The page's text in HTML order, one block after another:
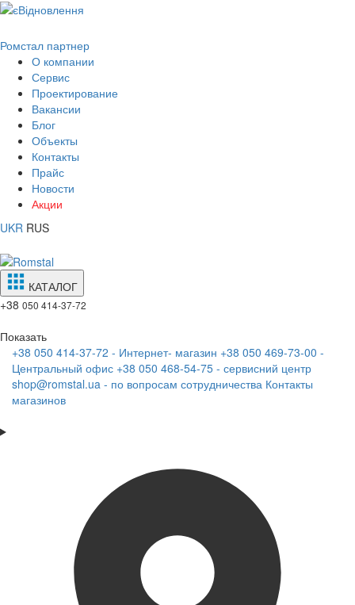
Ромстал партнер
О компании
Сервис
Проектирование
Вакансии
Блог
Объекты
Контакты
Прайс
Новости
Акции
UKR RUS
КАТАЛОГ
+38 050 414-37-72
Показать
+38 050 414-37-72 - Интернет- магазин +38 050 469-73-00 -
Центральный офис +38 050 468-54-75 - сервисний центр
shop@romstal.ua - по вопросам сотрудничества Контакты
магазинов